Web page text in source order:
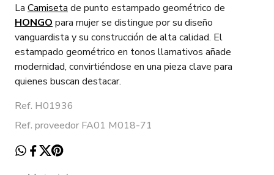
La Camiseta de punto estampado geométrico de
HONGO para mujer se distingue por su diseño
vanguardista y su construcción de alta calidad. El
estampado geométrico en tonos llamativos añade
modernidad, convirtiéndose en una pieza clave para
quienes buscan destacar.
Ref. H01936
Ref. proveedor FA01 M018-71